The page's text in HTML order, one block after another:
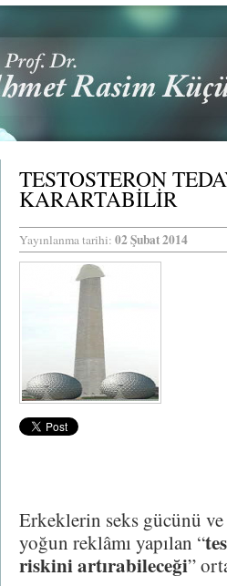
TESTOSTERON
KARARTABİLİR
Yayınlanma tarihi: 02 Şubat 2014
Erkeklerin seks gücünü
yoğun reklâmı yapılan “
riskini artırabileceği”